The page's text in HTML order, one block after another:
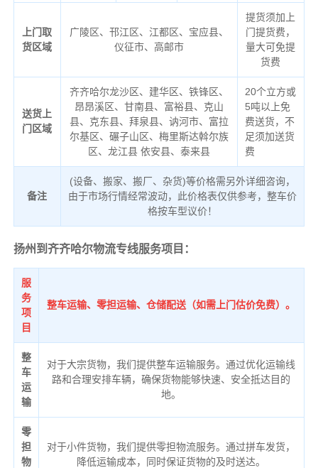
上门取
货区域
广陵区、邗江区、江都区、宝应县、
仪征市、高邮市
提货须加上
门提货费，
量大可免提
货费
送货上
门区域
齐齐哈尔龙沙区、建华区、铁锋区、
昂昂溪区、甘南县、富裕县、克山
县、克东县、拜泉县、讷河市、富拉
尔基区、碾子山区、梅里斯达斡尔族
区、龙江县 依安县、泰来县
20个立方或
5吨以上免
费送货，不
足须加送货
费
备注
(设备、搬家、搬厂、杂货)等价格需另外详细咨询，
由于市场行情经常波动，此价格表仅供参考，整车价
格按车型议价！
扬州到齐齐哈尔物流专线服务项目：
服
务
项
目
整车运输、零担运输、仓储配送（如需上门估价免费）。
整
车
运
输
对于大宗货物，我们提供整车运输服务。通过优化运输线
路和合理安排车辆，确保货物能够快速、安全抵达目的
地。
零
担
物
对于小件货物，我们提供零担物流服务。通过拼车发货，
降低运输成本，同时保证货物的及时送达。